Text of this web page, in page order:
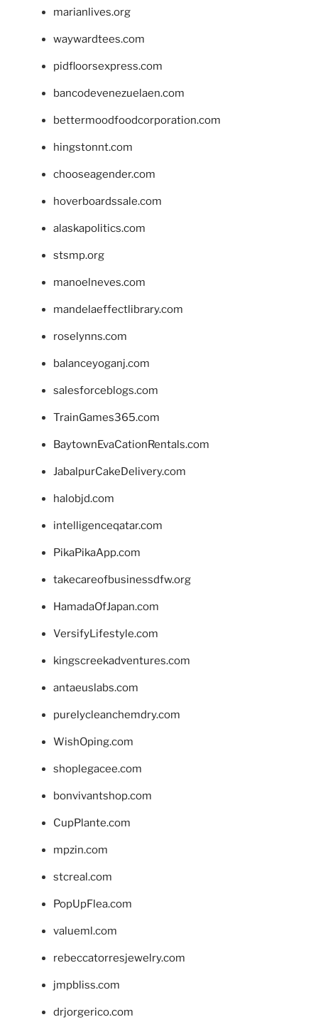
marianlives.org
waywardtees.com
pidfloorsexpress.com
bancodevenezuelaen.com
bettermoodfoodcorporation.com
hingstonnt.com
chooseagender.com
hoverboardssale.com
alaskapolitics.com
stsmp.org
manoelneves.com
mandelaeffectlibrary.com
roselynns.com
balanceyoganj.com
salesforceblogs.com
TrainGames365.com
BaytownEvaCationRentals.com
JabalpurCakeDelivery.com
halobjd.com
intelligenceqatar.com
PikaPikaApp.com
takecareofbusinessdfw.org
HamadaOfJapan.com
VersifyLifestyle.com
kingscreekadventures.com
antaeuslabs.com
purelycleanchemdry.com
WishOping.com
shoplegacee.com
bonvivantshop.com
CupPlante.com
mpzin.com
stcreal.com
PopUpFlea.com
valueml.com
rebeccatorresjewelry.com
jmpbliss.com
drjorgerico.com